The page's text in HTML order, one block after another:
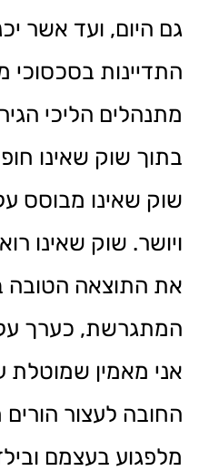
גם היום, ועד אשר
התדיינות
מתנהלים הליכי
בתוך שוק שאינו
שוק שאינו מבוסס
ויושר. שוק שאינו
את התוצאה הטובה
המתגרשת, כערך
אני מאמין שמוטלת
החובה לעצור
מלפגוע בעצמם